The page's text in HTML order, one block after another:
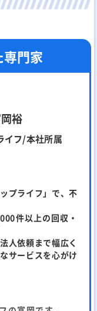
門家
裕
イフ/本社所属
プライフ」で、不
件以上の回収・
人依頼まで幅広く
サービスを心がけ